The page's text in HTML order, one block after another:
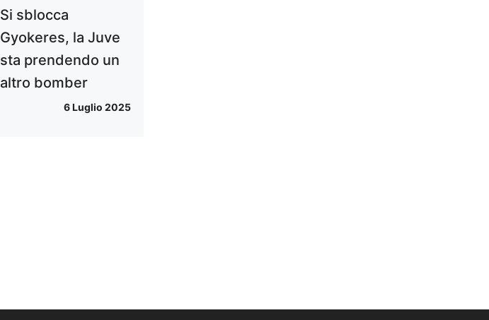
Si sblocca
Gyokeres, la Juve
sta prendendo un
altro bomber
6 Luglio 2025